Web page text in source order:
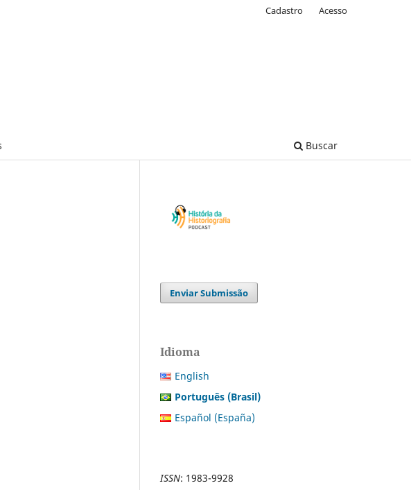
Buscar
Cadastro Acesso
Enviar Submissão
Idioma
English
Português (Brasil)
Español (España)
ISSN: 1983-9928